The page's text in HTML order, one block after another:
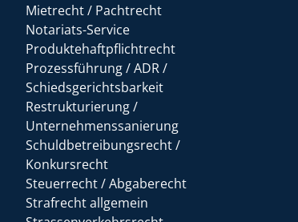
Mietrecht / Pachtrecht
Notariats-Service
Produktehaftpflichtrecht
Prozessführung / ADR /
Schiedsgerichtsbarkeit
Restrukturierung /
Unternehmenssanierung
Schuldbetreibungsrecht /
Konkursrecht
Steuerrecht / Abgaberecht
Strafrecht allgemein